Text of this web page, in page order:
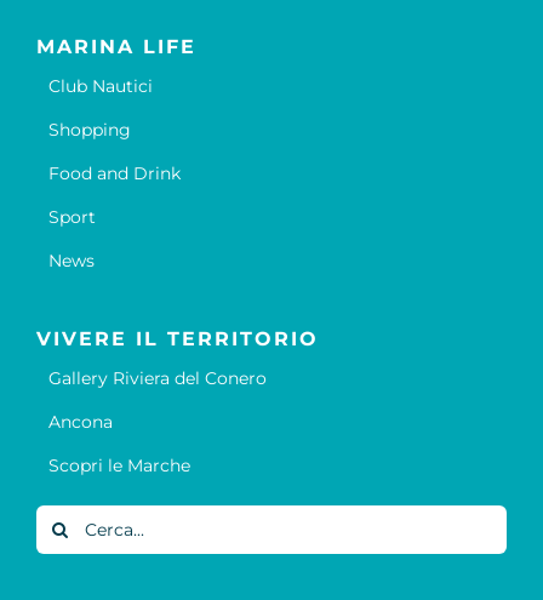
MARINA LIFE
Club Nautici
Shopping
Food and Drink
Sport
News
VIVERE IL TERRITORIO
Gallery Riviera del Conero
Ancona
Scopri le Marche
Cerca
per: